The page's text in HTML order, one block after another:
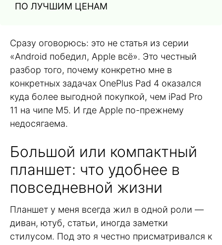
ПО ЛУЧШИМ ЦЕНАМ
Сразу оговорюсь: это не статья из серии
«Android победил, Apple всё». Это честный
разбор того, почему конкретно мне в
конкретных задачах OnePlus Pad 4 оказался
куда более выгодной покупкой, чем iPad Pro
11 на чипе M5. И где Apple по-прежнему
недосягаема.
Большой или компактный
планшет: что удобнее в
повседневной жизни
Планшет у меня всегда жил в одной роли —
диван, ютуб, статьи, иногда заметки
стилусом. Под это я честно присматривался к